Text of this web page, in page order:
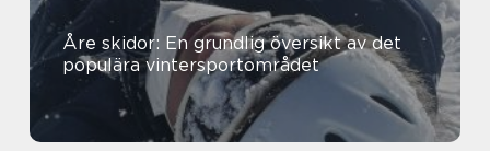
Åre skidor: En grundlig översikt av det
populära vintersportområdet